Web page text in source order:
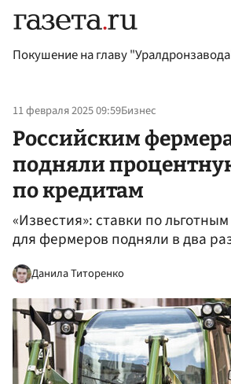
Покушение на главу
11 февраля 2025 09:59Бизнес
Российским
подняли
по кредитам
«Известия»: ставки по
для фермеров подняли в два
Данила Титоренко